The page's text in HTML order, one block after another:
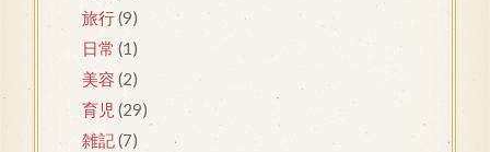
旅行(9)
日常 (1)
美容 (2)
育児 (29)
雑記(7)